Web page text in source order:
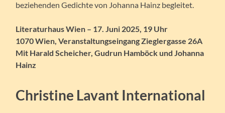
beziehenden Gedichte von Johanna Hainz begleitet.
Literaturhaus Wien – 17. Juni 2025, 19 Uhr
1070 Wien, Veranstaltungseingang Zieglergasse 26A
Mit Harald Scheicher, Gudrun Hamböck und Johanna
Hainz
Christine Lavant International